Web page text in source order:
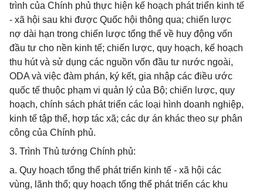
trình của Chính phủ thực hiện kế hoạch phát triển kinh tế
- xã hội sau khi được Quốc hội thông qua; chiến lược
nợ dài hạn trong chiến lược tổng thể về huy động vốn
đầu tư cho nền kinh tế; chiến lược, quy hoạch, kế hoạch
thu hút và sử dụng các nguồn vốn đầu tư nước ngoài,
ODA và việc đàm phán, ký kết, gia nhập các điều ước
quốc tế thuộc phạm vi quản lý của Bộ; chiến lược, quy
hoạch, chính sách phát triển các loại hình doanh nghiệp,
kinh tế tập thể, hợp tác xã; các dự án khác theo sự phân
công của Chính phủ.
3. Trình Thủ tướng Chính phủ:
a. Quy hoạch tổng thể phát triển kinh tế - xã hội các
vùng, lãnh thổ; quy hoạch tổng thể phát triển các khu